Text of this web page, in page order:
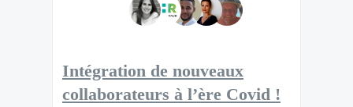
Intégration de nouveaux
collaborateurs à l’ère Covid !